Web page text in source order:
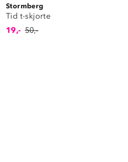
Stormberg
Tid t-skjorte
19,- 50,-